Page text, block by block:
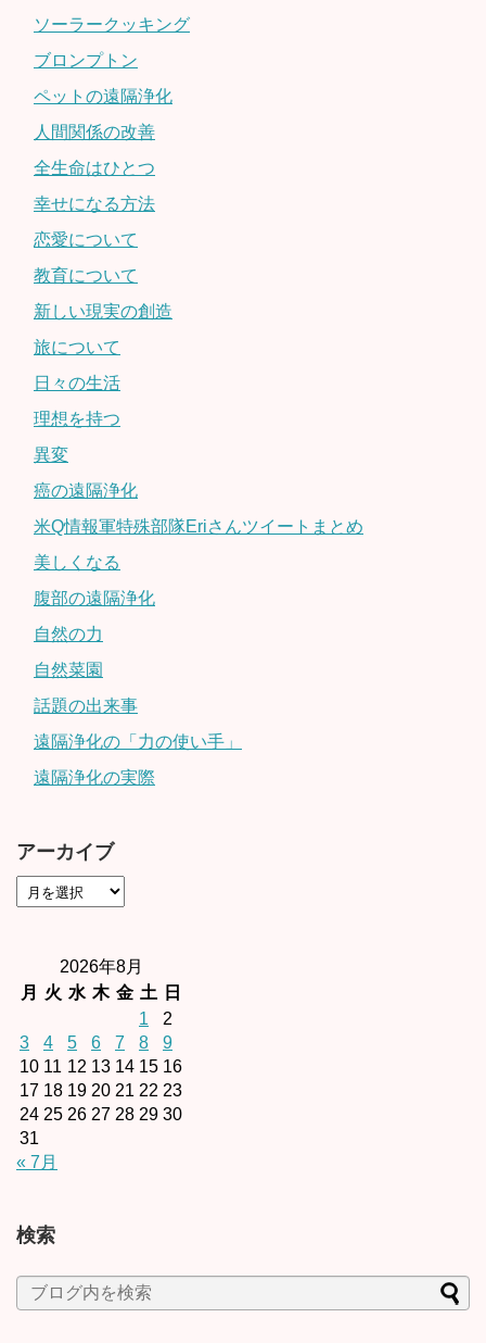
ソーラークッキング
ブロンプトン
ペットの遠隔浄化
人間関係の改善
全生命はひとつ
幸せになる方法
恋愛について
教育について
新しい現実の創造
旅について
日々の生活
理想を持つ
異変
癌の遠隔浄化
米Q情報軍特殊部隊Eriさんツイートまとめ
美しくなる
腹部の遠隔浄化
自然の力
自然菜園
話題の出来事
遠隔浄化の「力の使い手」
遠隔浄化の実際
アーカイブ
2026年8月
月
火 水 木 金 土
日
1
2
3
4 5 6 7 8
9
10 11 12 13 14 15 16
17 18 19 20 21 22 23
24 25 26 27 28 29 30
31
« 7月
検索